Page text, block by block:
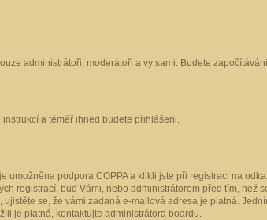
administrátoři, moderátoři a vy sami. Budete
instrukcí a téměř ihned budete přihlášeni.
umožněna podpora COPPA a klikli jste při registraci na
registrací, buď Vámi, nebo administrátorem před tím, než
se, že vámi zadaná e-mailová adresa je platná.
je platná, kontaktujte administrátora boardu.